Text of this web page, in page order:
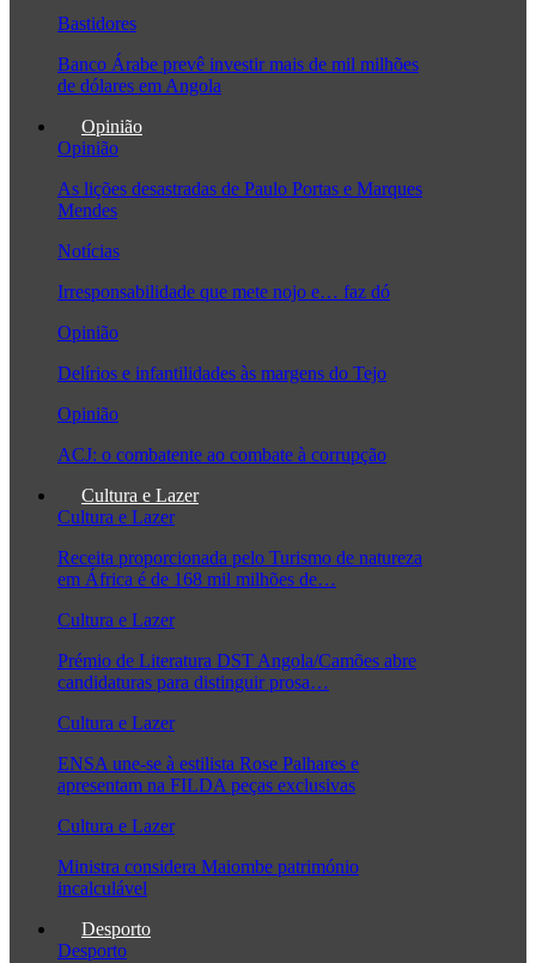
Bastidores
Banco Árabe prevê investir mais de mil milhões
de dólares em Angola
Opinião
Opinião
As lições desastradas de Paulo Portas e Marques
Mendes
Notícias
Irresponsabilidade que mete nojo e… faz dó
Opinião
Delírios e infantilidades às margens do Tejo
Opinião
ACJ: o combatente ao combate à corrupção
Cultura e Lazer
Cultura e Lazer
Receita proporcionada pelo Turismo de natureza
em África é de 168 mil milhões de…
Cultura e Lazer
Prémio de Literatura DST Angola/Camões abre
candidaturas para distinguir prosa…
Cultura e Lazer
ENSA une-se à estilista Rose Palhares e
apresentam na FILDA peças exclusivas
Cultura e Lazer
Ministra considera Maiombe património
incalculável
Desporto
Desporto